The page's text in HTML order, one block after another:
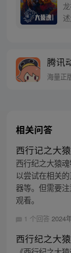
腾讯
海量正
相关问答
西行记之大
西行纪之大猿
以尝试在相关
器等。但需要
观看。
1 个回答 2024
西行纪之大